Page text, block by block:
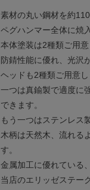
素材の丸い鋼材を約
ペグハンマー全体に焼
本体塗装は2種類ご用意
防錆性能に優れ、光沢
ヘッドも2種類ご用意し
一つは真鍮製で適度に
できます。
もう一つはステンレス
木柄は天然木、流れる
す。
金属加工に優れている
当店のエリッゼステー